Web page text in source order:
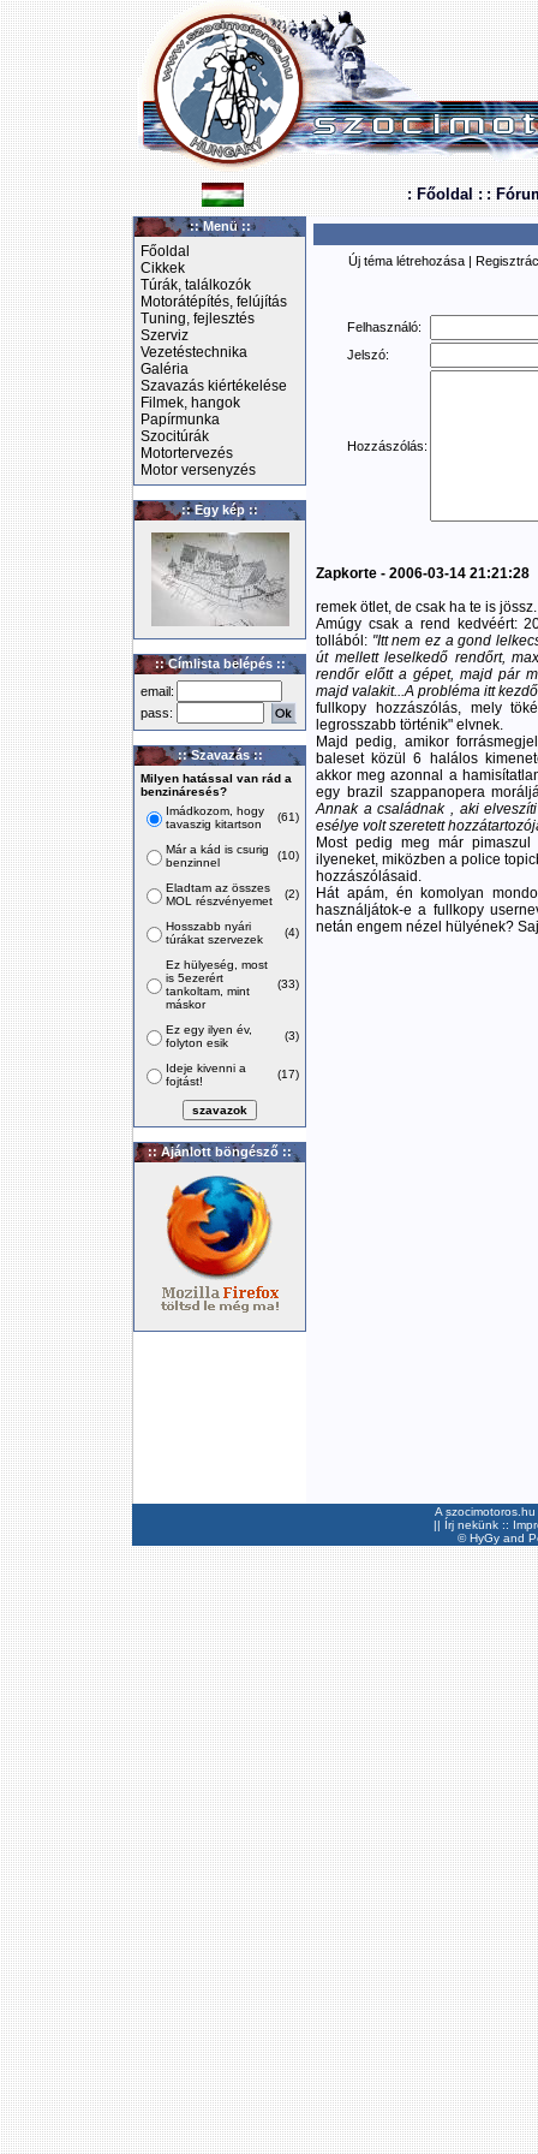
: Főoldal : :
:: Menü ::
Főoldal
Cikkek
Túrák, találkozók
Motorátépítés, felújítás
Tuning, fejlesztés
Szerviz
Vezetéstechnika
Galéria
Szavazás kiértékelése
Filmek, hangok
Papírmunka
Szocitúrák
Motortervezés
Motor versenyzés
:: Egy kép ::
:: Címlista belépés ::
email:
pass:
:: Szavazás ::
Milyen hatással van rád a
benzináresés?
Imádkozom, hogy
tavaszig kitartson
(61)
Már a kád is csurig
benzinnel
(10)
Eladtam az összes
MOL részvényemet
(2)
Hosszabb nyári
túrákat szervezek
(4)
Ez hülyeség, most
is 5ezerért
tankoltam, mint
máskor
(33)
Ez egy ilyen év,
folyton esik
(3)
Ideje kivenni a
fojtást!
(17)
:: Ajánlott böngésző ::
Új téma létrehozása |
Felhasználó:
Jelszó:
Hozzászólás:
Zapkorte - 2006-03-14 21:21:28
remek ötlet, de csak ha te is jössz.
Amúgy csak a rend kedvéért:
tollából: "Itt nem ez a gond
út mellett leselkedő rendőrt,
rendőr előtt a gépet, majd pár
majd valakit...A probléma itt
fullkopy hozzászólás, mely
legrosszabb történik" elvnek.
Majd pedig, amikor
baleset közül 6 halálos
akkor meg azonnal a
egy brazil szappanopera
Annak a családnak , aki
esélye volt szeretett
Most pedig meg már
ilyeneket, miközben a police
hozzászólásaid.
Hát apám, én komolyan
használjátok-e a fullkopy
netán engem nézel hülyének?
A
|| Írj nekünk ::
©HyGyand